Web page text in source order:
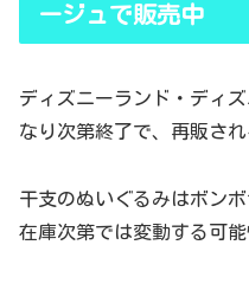
ージュで販売中
ディズニーランド・ディ
なり次第終了で、再販され
干支のぬいぐるみはボン
在庫次第では変動する可能